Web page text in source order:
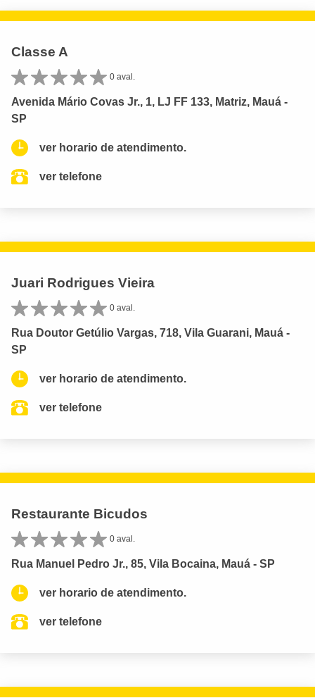
Classe A
0 aval.
Avenida Mário Covas Jr., 1, LJ FF 133, Matriz, Mauá -
SP
ver horario de atendimento.
ver telefone
Juari Rodrigues Vieira
0 aval.
Rua Doutor Getúlio Vargas, 718, Vila Guarani, Mauá -
SP
ver horario de atendimento.
ver telefone
Restaurante Bicudos
0 aval.
Rua Manuel Pedro Jr., 85, Vila Bocaina, Mauá - SP
ver horario de atendimento.
ver telefone